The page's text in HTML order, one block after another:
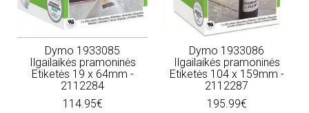
Dymo 1933085
Ilgailaikės pramoninės
Etiketės 19 x 64mm -
2112284
114.95€
Dymo 1933086
Ilgailaikės pramoninės
Etiketės 104 x 159mm -
2112287
195.99€